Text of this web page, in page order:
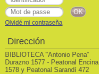
Olvidé mi contraseña
Dirección
BIBLIOTECA "Antonio Pena"
Durazno 1577 - Peatonal Encina
1578 y Peatonal Sarandí 472